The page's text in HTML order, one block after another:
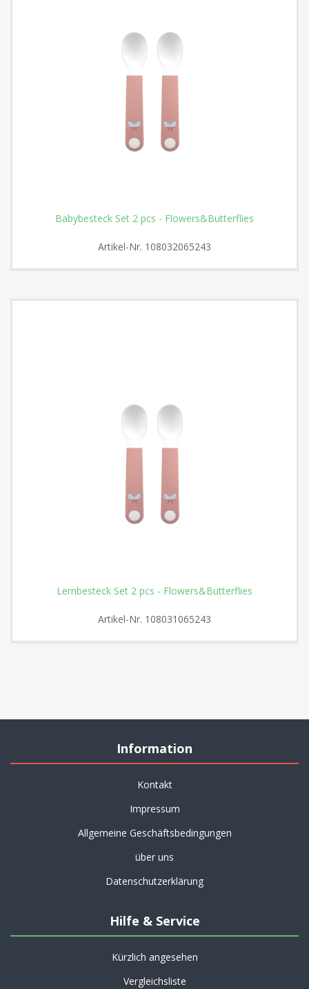
Babybesteck Set 2 pcs - Flowers&Butterflies
Artikel-Nr. 108032065243
Lernbesteck Set 2 pcs - Flowers&Butterflies
Artikel-Nr. 108031065243
Information
Kontakt
Impressum
Allgemeine Geschäftsbedingungen
über uns
Datenschutzerklärung
Hilfe & Service
Kürzlich angesehen
Vergleichsliste